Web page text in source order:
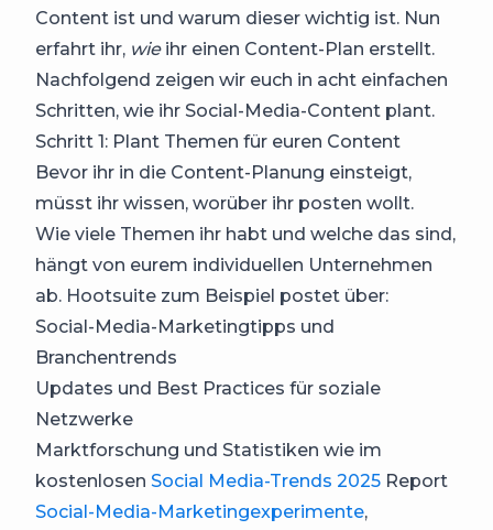
Content ist und warum dieser wichtig ist. Nun
erfahrt ihr, wieihr einen Content-Plan erstellt.
Nachfolgend zeigen wir euch in acht einfachen
Schritten, wie ihr Social-Media-Content plant.
Schritt 1: Plant Themen für euren Content
Bevor ihr in die Content-Planung einsteigt,
müsst ihr wissen, worüber ihr posten wollt.
Wie viele Themen ihr habt und welche das sind,
hängt von eurem individuellen Unternehmen
ab. Hootsuite zum Beispiel postet über:
Social-Media-Marketingtipps und
Branchentrends
Updates und Best Practices für soziale
Netzwerke
Marktforschung und Statistiken wie im
kostenlosen Social Media-Trends 2025 Report
Social-Media-Marketingexperimente,